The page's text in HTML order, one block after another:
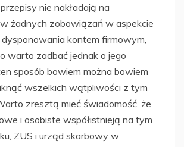
nie nakładają na
żadnych zobowiązań w aspekcie
kontem firmowym,
warto zadbać jednak o jego
sposób bowiem można bowiem
wszelkich wątpliwości z tym
zresztą mieć świadomość, że
i osobiste współistnieją na tym
ZUS i urząd skarbowy w